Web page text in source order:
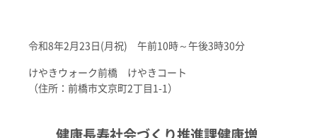
令和8年2月23日(月祝) 午前10時～午後3時30分
けやきウォーク前橋 けやきコート
（住所：前橋市文京町2丁目1-1）